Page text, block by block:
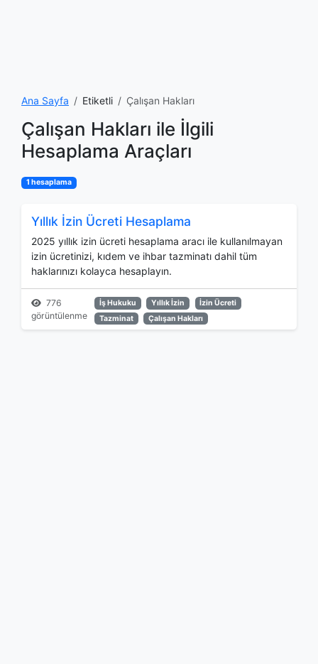
Ana Sayfa Etiketli Çalışan Hakları
Çalışan Hakları ile İlgili
Hesaplama Araçları
1 hesaplama
Yıllık İzin Ücreti Hesaplama
2025 yıllık izin ücreti hesaplama aracı ile kullanılmayan
izin ücretinizi, kıdem ve ihbar tazminatı dahil tüm
haklarınızı kolayca hesaplayın.
776
görüntülenme
İş Hukuku Yıllık İzin
İzin Ücreti
Tazminat
Çalışan Hakları